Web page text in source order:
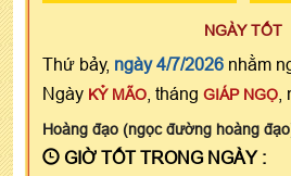
NGÀY TỐT
Thứ bảy, ngày 4/7/2026 nhằm
Ngày KỶ MÃO , tháng GIÁP NGỌ
Hoàng đạo (ngọc đường hoàng
GIỜ TỐT TRONG NGÀY :